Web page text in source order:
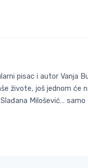
pisac i autor
živote, još jednom će
Milošević…